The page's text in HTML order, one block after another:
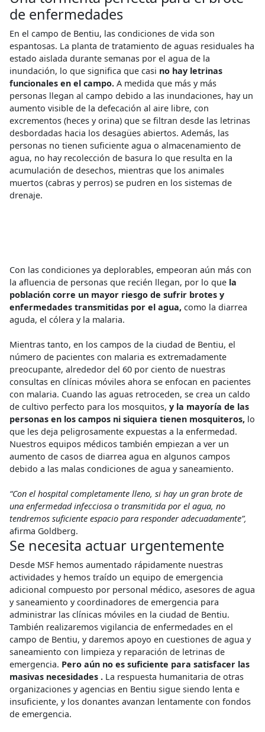
de enfermedades
En el campo de Bentiu, las condiciones de vida son
espantosas. La planta de tratamiento de aguas residuales ha
estado aislada durante semanas por el agua de la
inundación, lo que significa que casi no hay letrinas
funcionales en el campo. A medida que más y más
personas llegan al campo debido a las inundaciones, hay un
aumento visible de la defecación al aire libre, con
excrementos (heces y orina) que se filtran desde las letrinas
desbordadas hacia los desagües abiertos. Además, las
personas no tienen suficiente agua o almacenamiento de
agua, no hay recolección de basura lo que resulta en la
acumulación de desechos, mientras que los animales
muertos (cabras y perros) se pudren en los sistemas de
drenaje.
Con las condiciones ya deplorables, empeoran aún más con
la afluencia de personas que recién llegan, por lo que la
población corre un mayor riesgo de sufrir brotes y
enfermedades transmitidas por el agua, como la diarrea
aguda, el cólera y la malaria.
Mientras tanto, en los campos de la ciudad de Bentiu, el
número de pacientes con malaria es extremadamente
preocupante, alrededor del 60 por ciento de nuestras
consultas en clínicas móviles ahora se enfocan en pacientes
con malaria. Cuando las aguas retroceden, se crea un caldo
de cultivo perfecto para los mosquitos, y la mayoría de las
personas en los campos ni siquiera tienen mosquiteros, lo
que les deja peligrosamente expuestas a la enfermedad.
Nuestros equipos médicos también empiezan a ver un
aumento de casos de diarrea agua en algunos campos
debido a las malas condiciones de agua y saneamiento.
“Con el hospital completamente lleno, si hay un gran brote de
una enfermedad infecciosa o transmitida por el agua, no
tendremos suficiente espacio para responder adecuadamente”,
afirma Goldberg.
Se necesita actuar urgentemente
Desde MSF hemos aumentado rápidamente nuestras
actividades y hemos traído un equipo de emergencia
adicional compuesto por personal médico, asesores de agua
y saneamiento y coordinadores de emergencia para
administrar las clínicas móviles en la ciudad de Bentiu.
También realizaremos vigilancia de enfermedades en el
campo de Bentiu, y daremos apoyo en cuestiones de agua y
saneamiento con limpieza y reparación de letrinas de
emergencia. Pero aún no es suficiente para satisfacer las
masivas necesidades . La respuesta humanitaria de otras
organizaciones y agencias en Bentiu sigue siendo lenta e
insuficiente, y los donantes avanzan lentamente con fondos
de emergencia.